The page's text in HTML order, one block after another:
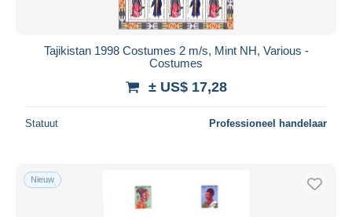
Tajikistan 1998 Costumes 2 m/s, Mint NH, Various -
Costumes
± US$ 17,28
Statuut Professioneel handelaar
Nieuw